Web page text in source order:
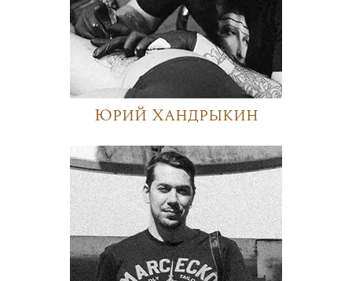
Юрий Хандрыкин